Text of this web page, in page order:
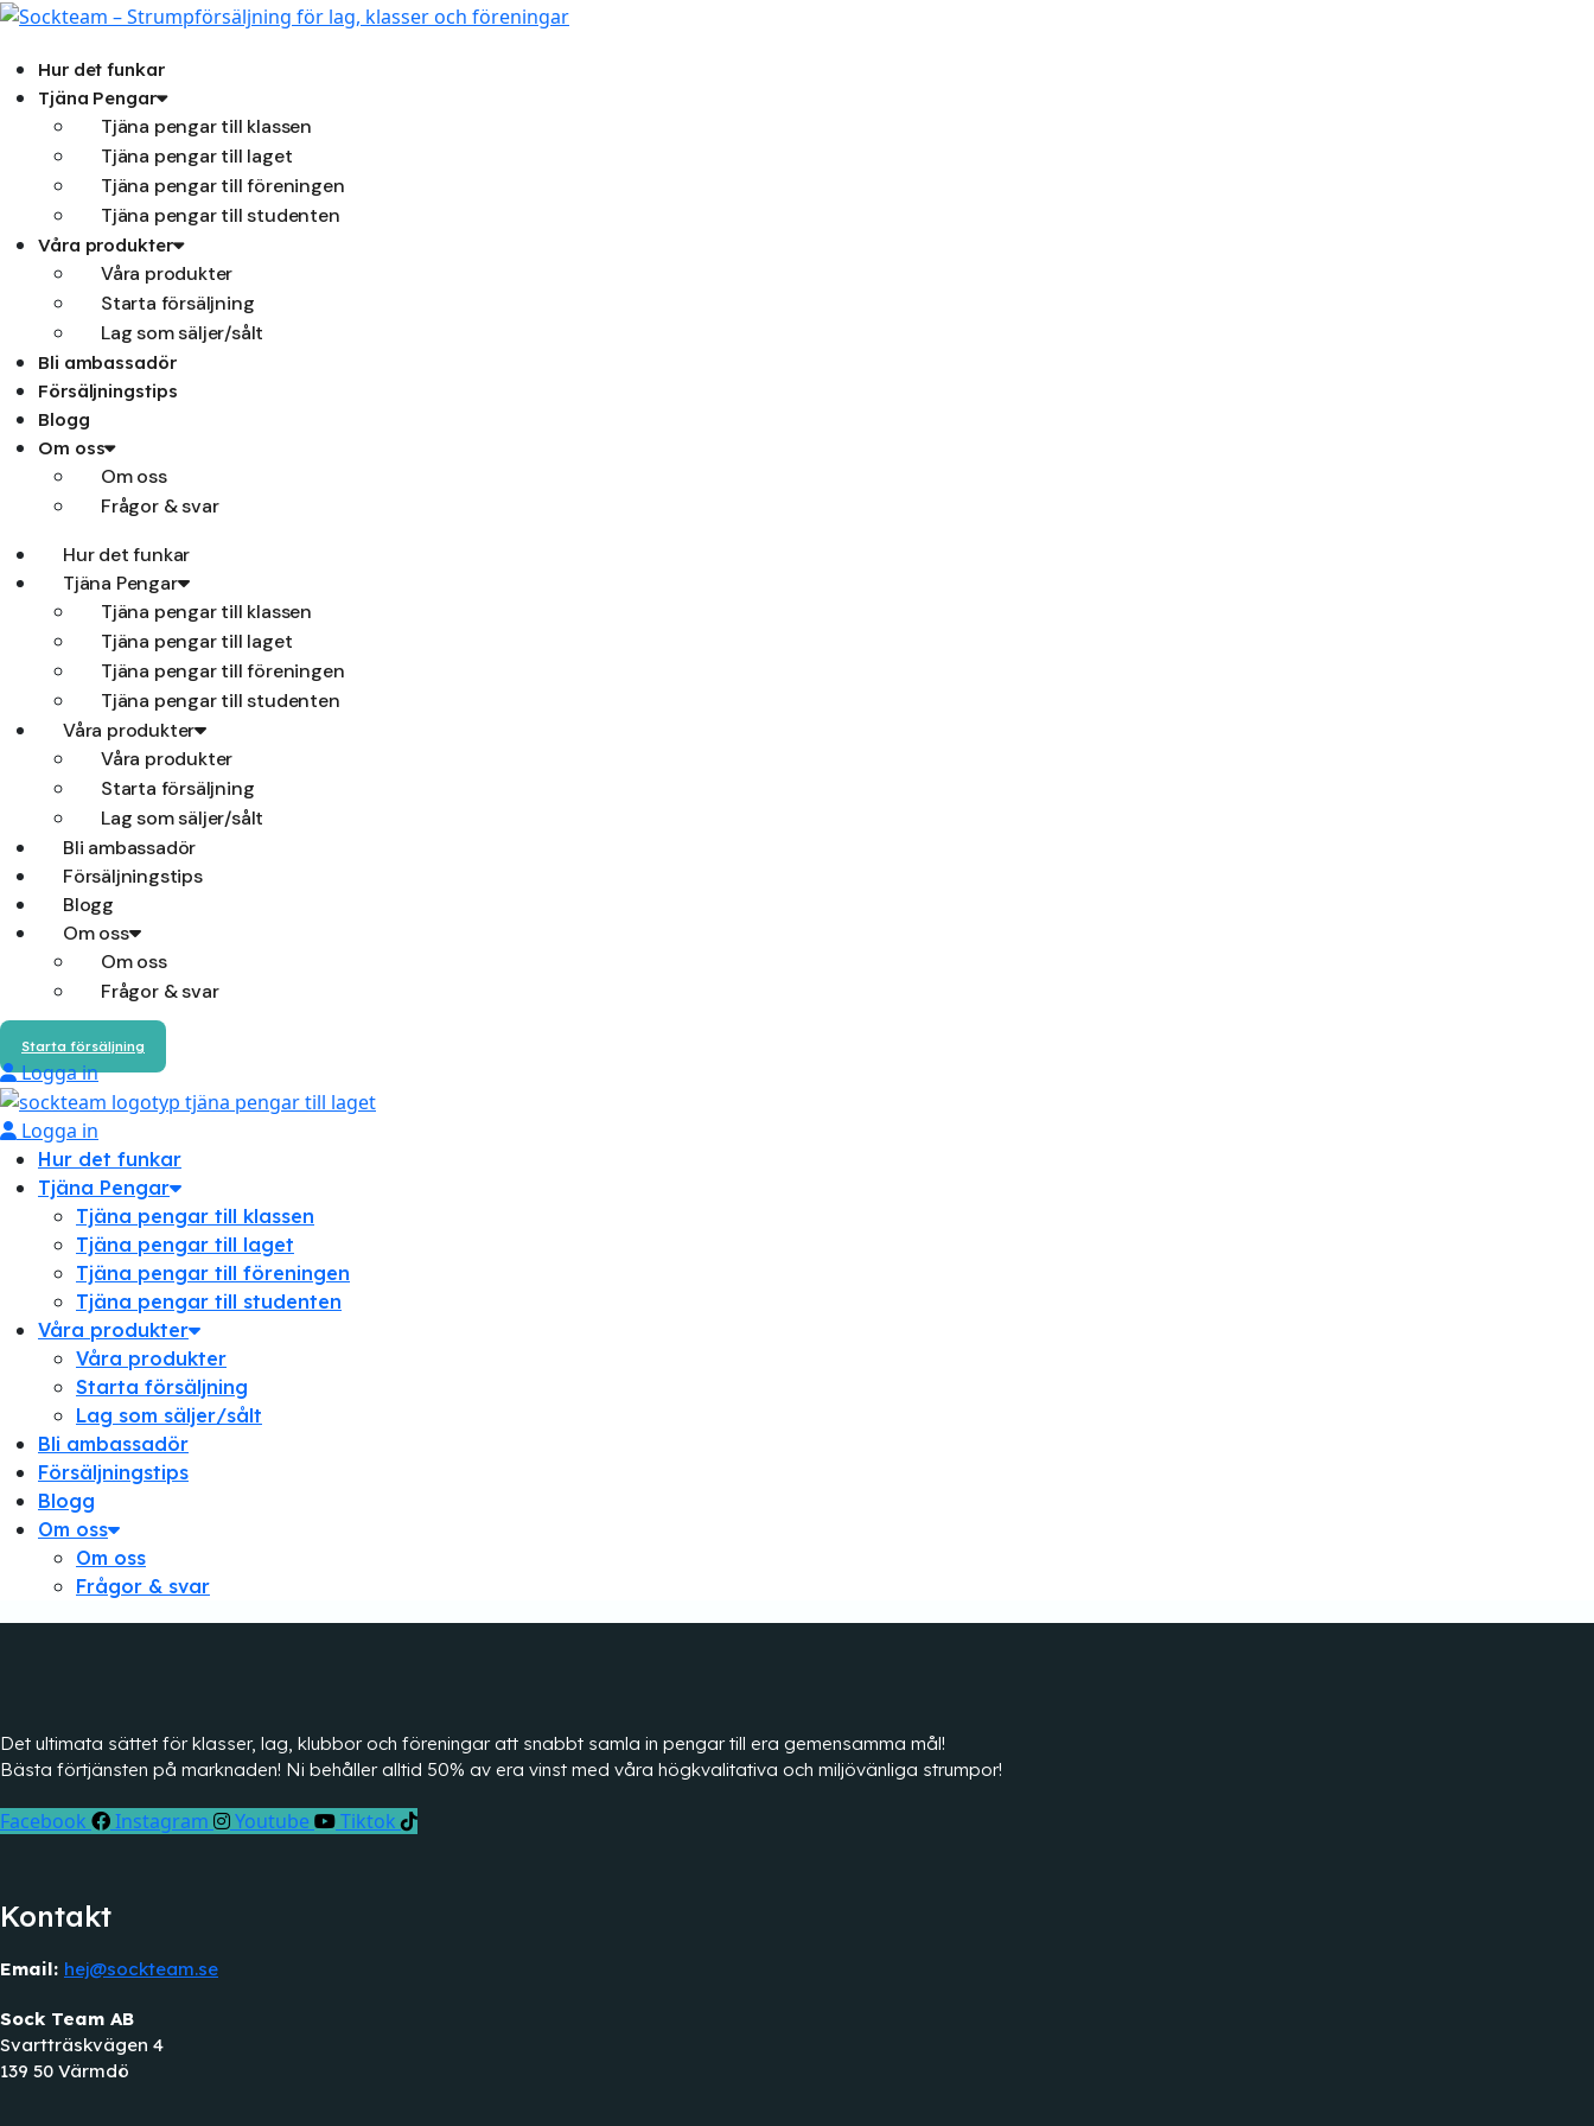
Hoppa
innehållHur det funkar
Tjäna Pengar
Tjäna pengar till klassen
Tjäna pengar till laget
Tjäna pengar till föreningen
Tjäna pengar till studenten
Våra produkter
Våra produkter
Starta försäljning
Lag som säljer/sålt
Bli ambassadör
Försäljningstips
Blogg
Om oss
Om oss
Frågor & svar
Hur det funkar
Tjäna Pengar
Tjäna pengar till klassen
Tjäna pengar till laget
Tjäna pengar till föreningen
Tjäna pengar till studenten
Våra produkter
Våra produkter
Starta försäljning
Lag som säljer/sålt
Bli ambassadör
Försäljningstips
Blogg
Om oss
Om oss
Frågor & svar
Starta försäljning
Logga in
Logga in
Hur det funkar
Tjäna Pengar
Tjäna pengar till klassen
Tjäna pengar till laget
Tjäna pengar till föreningen
Tjäna pengar till studenten
Våra produkter
Våra produkter
Starta försäljning
Lag som säljer/sålt
Bli ambassadör
Försäljningstips
Blogg
Om oss
Om oss
Frågor & svar
Det ultimata sättet för klasser, lag, klubbor och föreningar att snabbt samla in pengar till era gemensamma mål!
Bästa förtjänsten på marknaden! Ni behåller alltid 50% av era vinst med våra högkvalitativa och miljövänliga strumpor!
Facebook Instagram Youtube Tiktok
Kontakt
Email: hej@sockteam.se
Sock Team AB
Svartträskvägen 4
139 50 Värmdö